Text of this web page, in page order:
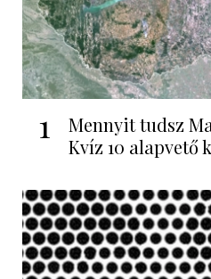
1
Mennyit tudsz
Kvíz 10 alapvető